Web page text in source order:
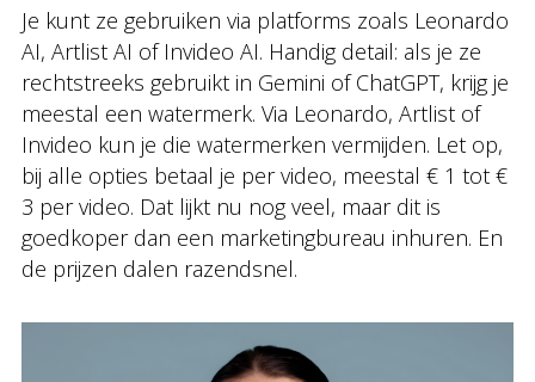
Je kunt ze gebruiken via platforms zoals Leonardo
AI, Artlist AI of Invideo AI. Handig detail: als je ze
rechtstreeks gebruikt in Gemini of ChatGPT, krijg je
meestal een watermerk. Via Leonardo, Artlist of
Invideo kun je die watermerken vermijden. Let op,
bij alle opties betaal je per video, meestal € 1 tot €
3 per video. Dat lijkt nu nog veel, maar dit is
goedkoper dan een marketingbureau inhuren. En
de prijzen dalen razendsnel.